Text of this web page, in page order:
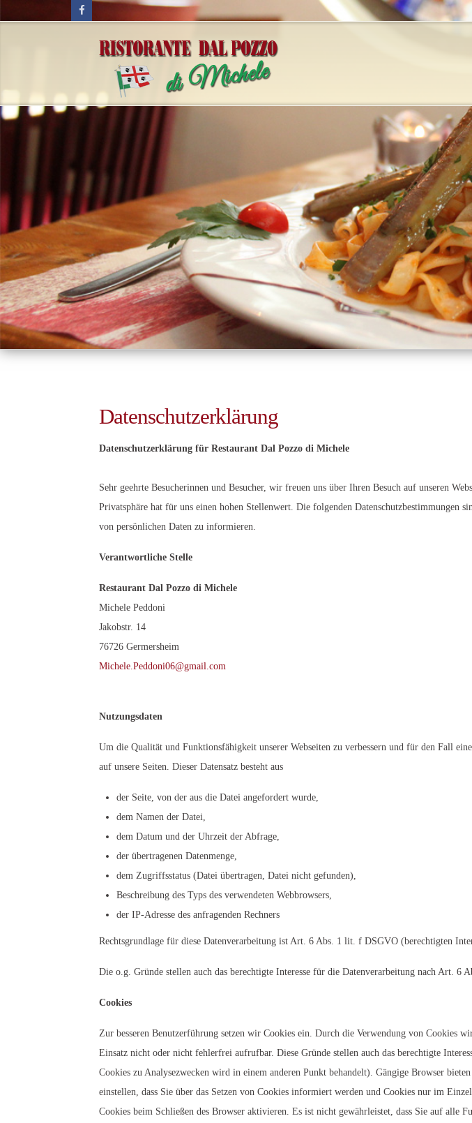
Datenschutzerklärung
Datenschutzerklärung für Restaurant Dal Pozzo di Michele
Sehr geehrte Besucherinnen und Besucher, wir freuen uns über Ihren Besuch auf unseren
Privatsphäre hat für uns einen hohen Stellenwert. Die folgenden Datenschutzbestimmungen
von persönlichen Daten zu informieren.
Verantwortliche Stelle
Restaurant Dal Pozzo di Michele
Michele Peddoni
Jakobstr. 14
76726 Germersheim
Michele.Peddoni06@gmail.com
Nutzungsdaten
Um die Qualität und Funktionsfähigkeit unserer Webseiten zu verbessern und für den Fall
auf unsere Seiten. Dieser Datensatz besteht aus
der Seite, von der aus die Datei angefordert wurde,
dem Namen der Datei,
dem Datum und der Uhrzeit der Abfrage,
der übertragenen Datenmenge,
dem Zugriffsstatus (Datei übertragen, Datei nicht gefunden),
Beschreibung des Typs des verwendeten Webbrowsers,
der IP-Adresse des anfragenden Rechners
Rechtsgrundlage für diese Datenverarbeitung ist Art. 6 Abs. 1 lit. f DSGVO (berechtigten
Die o.g. Gründe stellen auch das berechtigte Interesse für die Datenverarbeitung nach Art. 6
Cookies
Zur besseren Benutzerführung setzen wir Cookies ein. Durch die Verwendung von Cookies
Einsatz nicht oder nicht fehlerfrei aufrufbar. Diese Gründe stellen auch das berechtigte
Cookies zu Analysezwecken wird in einem anderen Punkt behandelt). Gängige Browser
einstellen, dass Sie über das Setzen von Cookies informiert werden und Cookies nur im
Cookies beim Schließen des Browser aktivieren. Es ist nicht gewährleistet, dass Sie auf alle